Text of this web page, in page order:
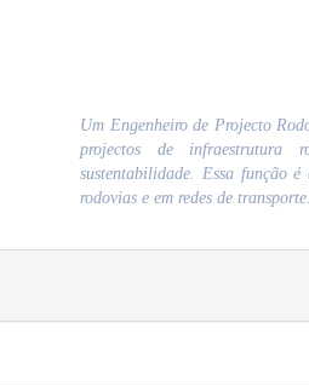
Um Engenheiro de Projecto
projectos de infraestrutura
sustentabilidade. Essa função
rodovias e em redes de